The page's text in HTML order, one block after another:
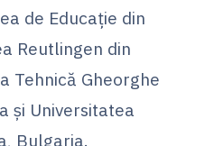
de Educație din
Reutlingen din
Tehnică Gheorghe
și Universitatea
Bulgaria.